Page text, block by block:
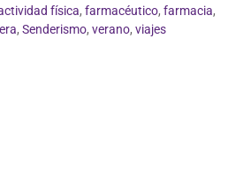
física, farmacéutico, farmacia,
, Senderismo, verano, viajes